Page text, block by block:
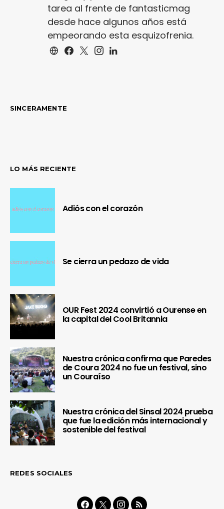
tarea al frente de fantasticmag
desde hace algunos años está
empeorando esta esquizofrenia.
SINCERAMENTE
LO MÁS RECIENTE
Adiós con el corazón
Se cierra un pedazo de vida
OUR Fest 2024 convirtió a Ourense en
la capital del Cool Britannia
Nuestra crónica confirma que Paredes
de Coura 2024 no fue un festival, sino
un Couraíso
Nuestra crónica del Sinsal 2024 prueba
que fue la edición más internacional y
sostenible del festival
REDES SOCIALES